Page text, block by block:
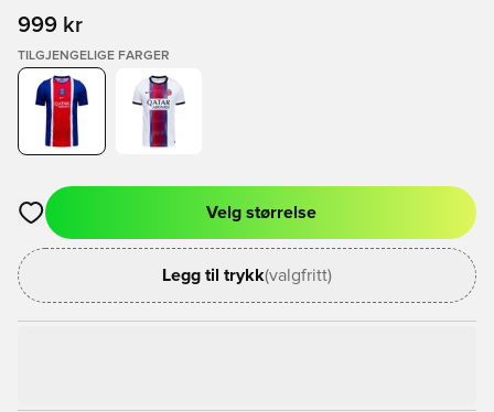
999 kr
TILGJENGELIGE FARGER
Åpner en Modal for å logge inn eller registrere deg som
Velg størrelse
Legg til trykk(valgfritt)